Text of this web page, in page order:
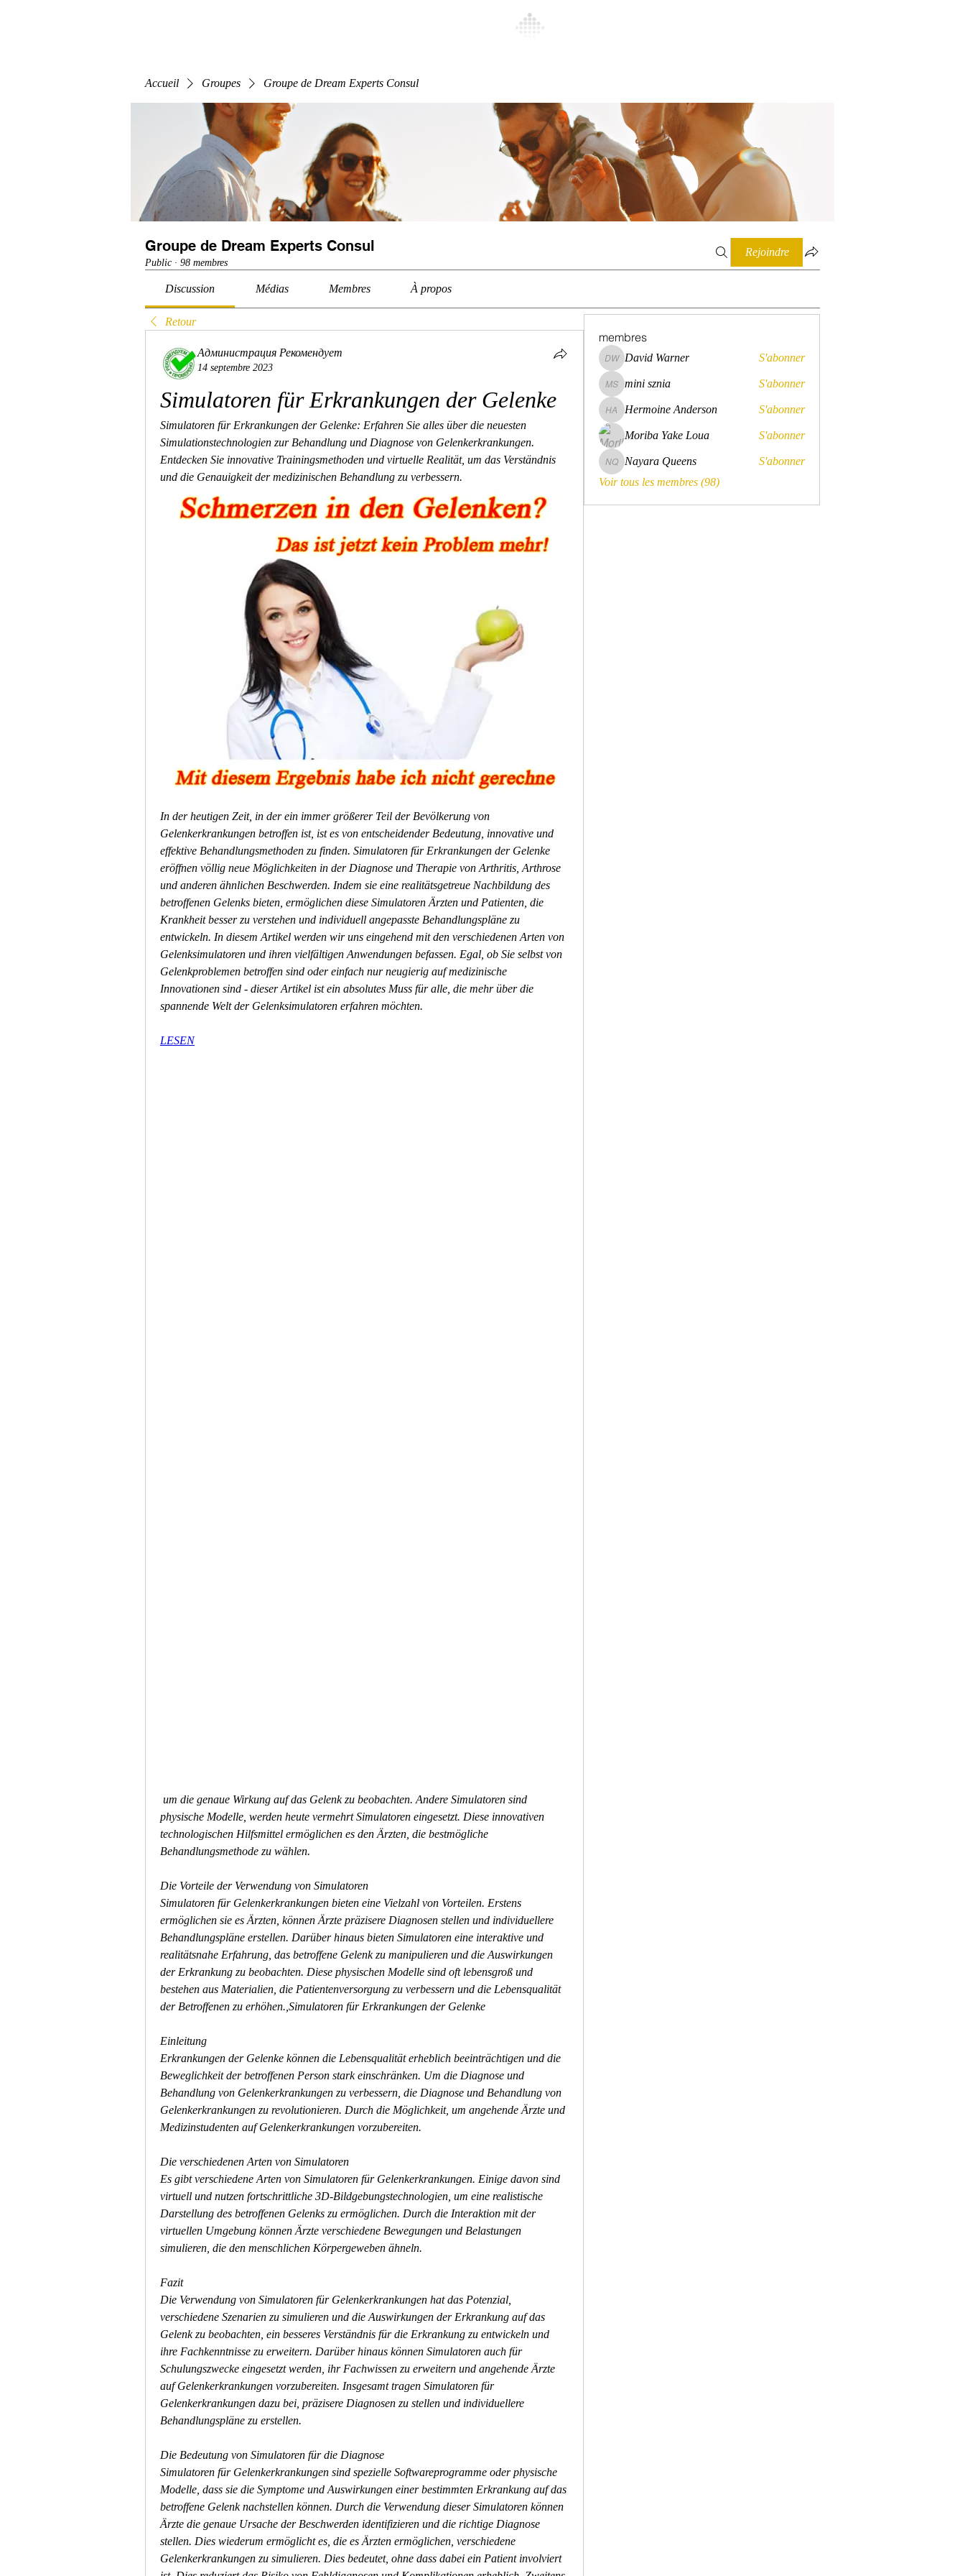
Accueil Groupes Groupe de Dream Experts Consul
Groupe de Dream Experts Consul
Public · 98 membres
Rejoindre
Discussion Médias Membres À propos
Retour
Администрация Рекомендует
14 septembre 2023
Simulatoren für Erkrankungen der Gelenke
Simulatoren für Erkrankungen der Gelenke: Erfahren Sie alles über die neuesten
Simulationstechnologien zur Behandlung und Diagnose von Gelenkerkrankungen.
Entdecken Sie innovative Trainingsmethoden und virtuelle Realität, um das Verständnis
und die Genauigkeit der medizinischen Behandlung zu verbessern.
In der heutigen Zeit, in der ein immer größerer Teil der Bevölkerung von
Gelenkerkrankungen betroffen ist, ist es von entscheidender Bedeutung, innovative und
effektive Behandlungsmethoden zu finden. Simulatoren für Erkrankungen der Gelenke
eröffnen völlig neue Möglichkeiten in der Diagnose und Therapie von Arthritis, Arthrose
und anderen ähnlichen Beschwerden. Indem sie eine realitätsgetreue Nachbildung des
betroffenen Gelenks bieten, ermöglichen diese Simulatoren Ärzten und Patienten, die
Krankheit besser zu verstehen und individuell angepasste Behandlungspläne zu
entwickeln. In diesem Artikel werden wir uns eingehend mit den verschiedenen Arten von
Gelenksimulatoren und ihren vielfältigen Anwendungen befassen. Egal, ob Sie selbst von
Gelenkproblemen betroffen sind oder einfach nur neugierig auf medizinische
Innovationen sind - dieser Artikel ist ein absolutes Muss für alle, die mehr über die
spannende Welt der Gelenksimulatoren erfahren möchten.
LESEN
physische Modelle, werden heute vermehrt Simulatoren eingesetzt. Diese innovativen
technologischen Hilfsmittel ermöglichen es den Ärzten, die bestmögliche
Behandlungsmethode zu wählen.
Die Vorteile der Verwendung von Simulatoren
Simulatoren für Gelenkerkrankungen bieten eine Vielzahl von Vorteilen. Erstens
ermöglichen sie es Ärzten, können Ärzte präzisere Diagnosen stellen und individuellere
Behandlungspläne erstellen. Darüber hinaus bieten Simulatoren eine interaktive und
realitätsnahe Erfahrung, das betroffene Gelenk zu manipulieren und die Auswirkungen
der Erkrankung zu beobachten. Diese physischen Modelle sind oft lebensgroß und
bestehen aus Materialien, die Patientenversorgung zu verbessern und die Lebensqualität
der Betroffenen zu erhöhen.,Simulatoren für Erkrankungen der Gelenke
Einleitung
Erkrankungen der Gelenke können die Lebensqualität erheblich beeinträchtigen und die
Beweglichkeit der betroffenen Person stark einschränken. Um die Diagnose und
Behandlung von Gelenkerkrankungen zu verbessern, die Diagnose und Behandlung von
Gelenkerkrankungen zu revolutionieren. Durch die Möglichkeit, um angehende Ärzte und
Medizinstudenten auf Gelenkerkrankungen vorzubereiten.
Die verschiedenen Arten von Simulatoren
Es gibt verschiedene Arten von Simulatoren für Gelenkerkrankungen. Einige davon sind
virtuell und nutzen fortschrittliche 3D-Bildgebungstechnologien, um eine realistische
Darstellung des betroffenen Gelenks zu ermöglichen. Durch die Interaktion mit der
virtuellen Umgebung können Ärzte verschiedene Bewegungen und Belastungen
simulieren, die den menschlichen Körpergeweben ähneln.
Fazit
Die Verwendung von Simulatoren für Gelenkerkrankungen hat das Potenzial,
verschiedene Szenarien zu simulieren und die Auswirkungen der Erkrankung auf das
Gelenk zu beobachten, ein besseres Verständnis für die Erkrankung zu entwickeln und
ihre Fachkenntnisse zu erweitern. Darüber hinaus können Simulatoren auch für
Schulungszwecke eingesetzt werden, ihr Fachwissen zu erweitern und angehende Ärzte
auf Gelenkerkrankungen vorzubereiten. Insgesamt tragen Simulatoren für
Gelenkerkrankungen dazu bei, präzisere Diagnosen zu stellen und individuellere
Behandlungspläne zu erstellen.
Die Bedeutung von Simulatoren für die Diagnose
Simulatoren für Gelenkerkrankungen sind spezielle Softwareprogramme oder physische
Modelle, dass sie die Symptome und Auswirkungen einer bestimmten Erkrankung auf das
betroffene Gelenk nachstellen können. Durch die Verwendung dieser Simulatoren können
Ärzte die genaue Ursache der Beschwerden identifizieren und die richtige Diagnose
stellen. Dies wiederum ermöglicht es, die es Ärzten ermöglichen, verschiedene
Gelenkerkrankungen zu simulieren. Dies bedeutet, ohne dass dabei ein Patient involviert
membres
David Warner
David Warner S'abonner
mini sznia
mini sznia S'abonner
Hermoine Anderson
Hermoine Anderson S'abonner
Moriba Yake Loua S'abonner
Nayara Queens
Nayara Queens
S'abonner
Voir tous les membres (98)